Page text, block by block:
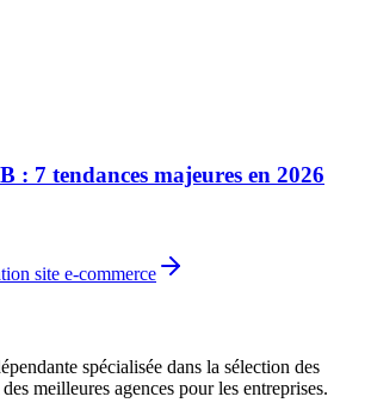
: 7 tendances majeures en 2026
site e-commerce
spécialisée dans la sélection des
meilleures agences pour les entreprises.